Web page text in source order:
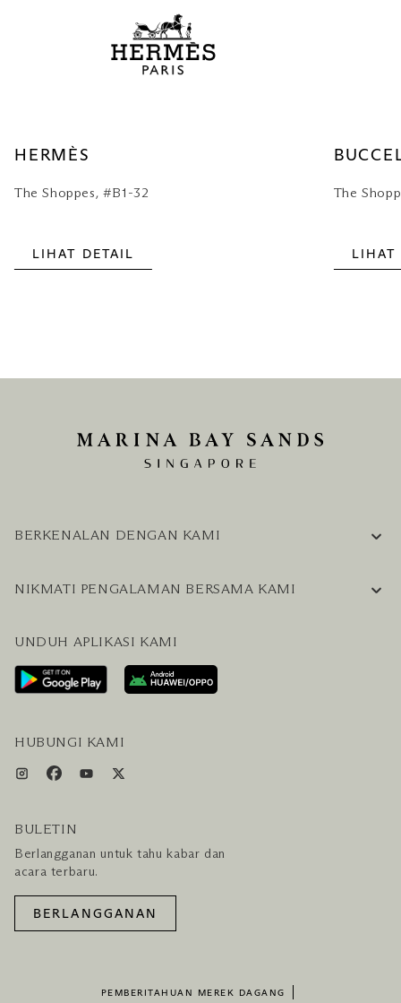
HERMÈS
The Shoppes, #B1-32
LIHAT DETAIL
The
LIHAT
BERKENALAN DENGAN KAMI
KARIER
HUBUNGI KAMI
NIKMATI PENGALAMAN BERSAMA KAMI
RENCANAKAN KUNJUNGAN ANDA
LAYANAN PENGUNJUNG & FASILITAS
PAKET LENGKAP HOTEL DAN PENERBANGAN
UNDUH APLIKASI KAMI
HUBUNGI KAMI
BULETIN
Berlangganan untuk tahu kabar dan
acara terbaru.
BERLANGGANAN
PEMBERITAHUAN MEREK DAGANG